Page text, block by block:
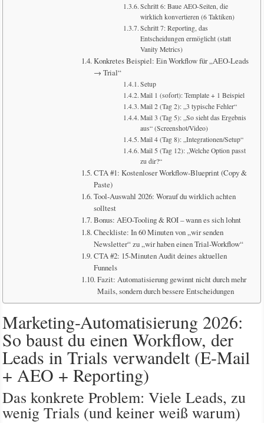
Schritt 6: Baue AEO-Seiten, die
wirklich konvertieren (6 Taktiken)
Schritt 7: Reporting, das
Entscheidungen ermöglicht (statt
Vanity Metrics)
Konkretes Beispiel: Ein Workflow für „AEO-Leads
→ Trial“
Setup
Mail 1 (sofort): Template + 1 Beispiel
Mail 2 (Tag 2): „3 typische Fehler“
Mail 3 (Tag 5): „So sieht das Ergebnis
aus“ (Screenshot/Video)
Mail 4 (Tag 8): „Integrationen/Setup“
Mail 5 (Tag 12): „Welche Option passt
zu dir?“
CTA #1: Kostenloser Workflow-Blueprint (Copy &
Paste)
Tool-Auswahl 2026: Worauf du wirklich achten
solltest
Bonus: AEO-Tooling & ROI – wann es sich lohnt
Checkliste: In 60 Minuten von „wir senden
Newsletter“ zu „wir haben einen Trial-Workflow“
CTA #2: 15-Minuten Audit deines aktuellen
Funnels
Fazit: Automatisierung gewinnt nicht durch mehr
Mails, sondern durch bessere Entscheidungen
Marketing-Automatisierung 2026:
So baust du einen Workflow, der
Leads in Trials verwandelt (E-Mail
+ AEO + Reporting)
Das konkrete Problem: Viele Leads, zu
wenig Trials (und keiner weiß warum)